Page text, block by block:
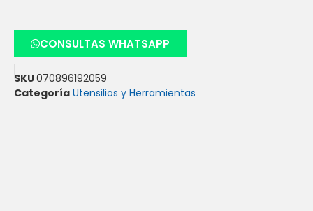
CONSULTAS WHATSAPP
SKU070896192059
Categoría Utensilios y Herramientas